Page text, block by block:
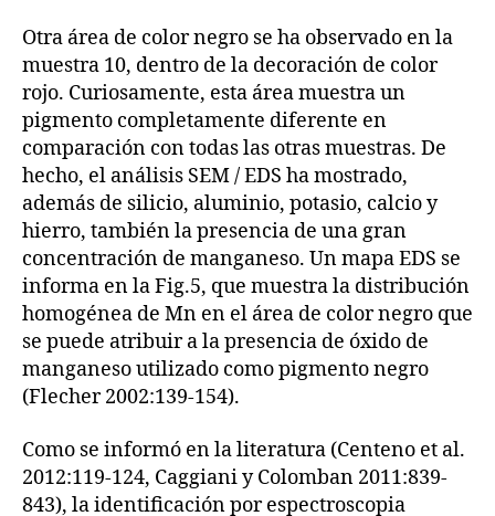
Otra área de color negro se ha observado en la
muestra 10, dentro de la decoración de color
rojo. Curiosamente, esta área muestra un
pigmento completamente diferente en
comparación con todas las otras muestras. De
hecho, el análisis SEM / EDS ha mostrado,
además de silicio, aluminio, potasio, calcio y
hierro, también la presencia de una gran
concentración de manganeso. Un mapa EDS se
informa en la Fig.5, que muestra la distribución
homogénea de Mn en el área de color negro que
se puede atribuir a la presencia de óxido de
manganeso utilizado como pigmento negro
(Flecher 2002:139-154).
Como se informó en la literatura (Centeno et al.
2012:119-124, Caggiani y Colomban 2011:839-
843), la identificación por espectroscopia